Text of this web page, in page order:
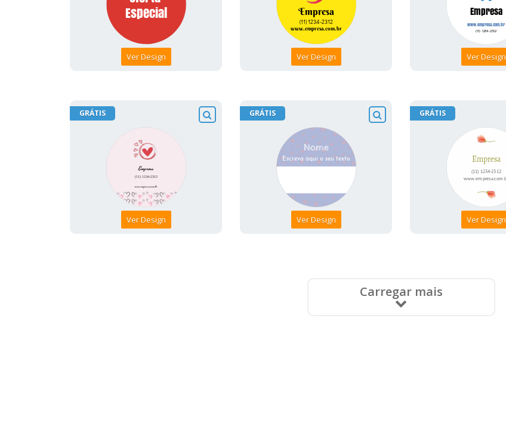
Ver Design Ver Design Ver Design
GRÁTIS
Ver Design
GRÁTIS
Ver Design
GRÁTIS
Ver Design
Carregar mais